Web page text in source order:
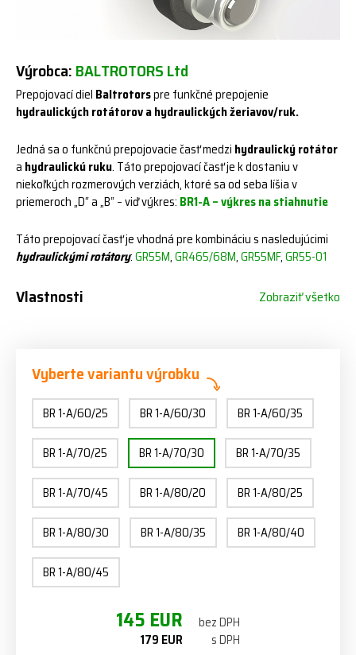
Výrobca:BALTROTORS Ltd
Prepojovací diel Baltrotorspre funkčné prepojenie
hydraulických rotátorov a hydraulických žeriavov/ruk.
Jedná sa o funkčnú prepojovacie časť medzi hydraulický rotátor
a hydraulickú ruku. Táto prepojovací časť je k dostaniu v
niekoľkých rozmerových verziách, ktoré sa od seba líšia v
priemeroch „D“ a „B“ – viď výkres: BR1-A – výkres na stiahnutie
Táto prepojovací časť je vhodná pre kombináciu s nasledujúcimi
hydraulickými rotátory:GR55M,GR465/68M,GR55MF,GR55-01
Vlastnosti Zobraziť všetko
Vyberte variantu výrobku
BR 1-A/60/25 BR 1-A/60/30 BR 1-A/60/35
BR 1-A/70/25 BR 1-A/70/30 BR 1-A/70/35
BR 1-A/70/45 BR 1-A/80/20 BR 1-A/80/25
BR 1-A/80/30 BR 1-A/80/35 BR 1-A/80/40
BR 1-A/80/45
145 EUR bez DPH
179 EUR s DPH